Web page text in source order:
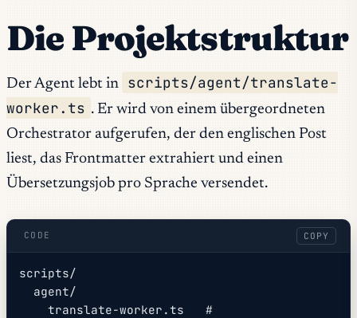
Die Projektstruktur
Der Agent lebt in
scripts/agent/translate-
worker.ts . Er wird von einem übergeordneten
Orchestrator aufgerufen, der den englischen Post
liest, das Frontmatter extrahiert und einen
Übersetzungsjob pro Sprache versendet.
CODE COPY
scripts/
  agent/
    translate-worker.ts   #